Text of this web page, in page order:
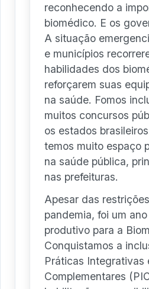
reconhecendo a
biomédico. E os
A situação
e municípios
habilidades dos
reforçarem suas
na saúde. Fomos
muitos concursos
os estados
temos muito espaço
na saúde pública,
nas prefeituras.
Apesar das
pandemia, foi um
produtivo para a
Conquistamos a
Práticas Integrativas
Complementares